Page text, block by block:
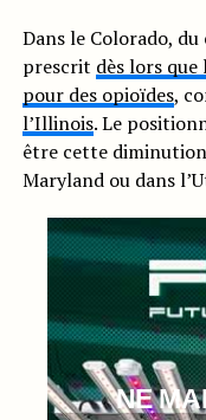
Dans le Colorado,
prescrit dès lors
pour des opioïdes,
l’Illinois. Le
être cette
Maryland ou dans
NE